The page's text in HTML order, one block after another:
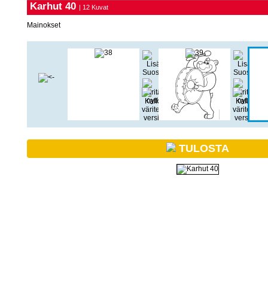
Karhut 40 | 12 Kuvat
Mainokset
TULOSTA